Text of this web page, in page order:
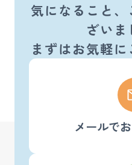
気になること
ざいま
まずはお気軽に
メールで